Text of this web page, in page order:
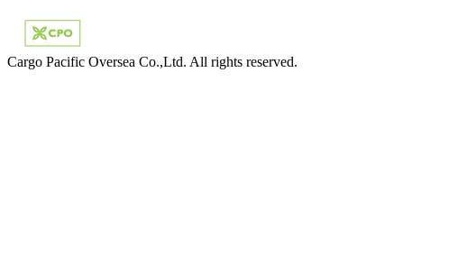
Cargo Pacific Oversea Co.,Ltd. All rights reserved.